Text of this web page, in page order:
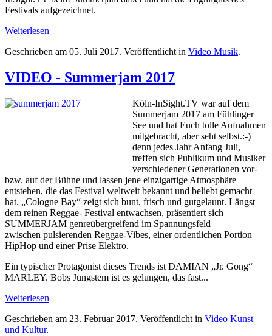
Festivals aufgezeichnet.
Weiterlesen
Geschrieben am 05. Juli 2017. Veröffentlicht in Video Musik.
VIDEO - Summerjam 2017
Köln-InSight.TV war auf dem
Summerjam 2017 am Fühlinger
See und hat Euch tolle Aufnahmen
mitgebracht, aber seht selbst.:-)
denn jedes Jahr Anfang Juli,
treffen sich Publikum und Musiker
verschiedener Generationen vor-
bzw. auf der Bühne und lassen jene einzigartige Atmosphäre
entstehen, die das Festival weltweit bekannt und beliebt gemacht
hat. „Cologne Bay“ zeigt sich bunt, frisch und gutgelaunt. Längst
dem reinen Reggae- Festival entwachsen, präsentiert sich
SUMMERJAM genreübergreifend im Spannungsfeld
zwischen pulsierenden Reggae-Vibes, einer ordentlichen Portion
HipHop und einer Prise Elektro.
Ein typischer Protagonist dieses Trends ist DAMIAN „Jr. Gong“
MARLEY. Bobs Jüngstem ist es gelungen, das fast...
Weiterlesen
Geschrieben am 23. Februar 2017. Veröffentlicht in Video Kunst
und Kultur.